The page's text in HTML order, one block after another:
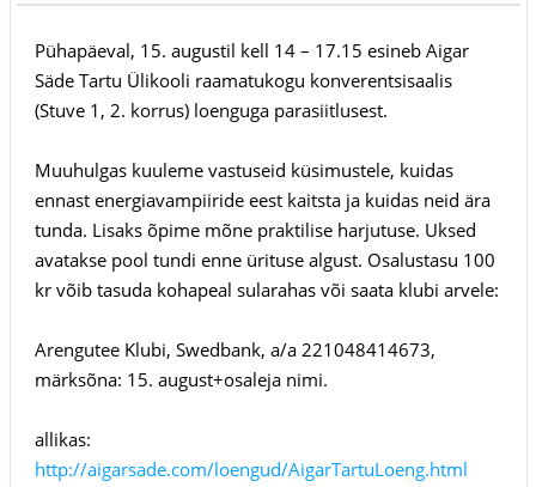
Pühapäeval, 15. augustil kell 14 – 17.15 esineb Aigar
Säde Tartu Ülikooli raamatukogu konverentsisaalis
(Stuve 1, 2. korrus) loenguga parasiitlusest.
Muuhulgas kuuleme vastuseid küsimustele, kuidas
ennast energiavampiiride eest kaitsta ja kuidas neid ära
tunda. Lisaks õpime mõne praktilise harjutuse. Uksed
avatakse pool tundi enne ürituse algust. Osalustasu 100
kr võib tasuda kohapeal sularahas või saata klubi arvele:
Arengutee Klubi, Swedbank, a/a 221048414673,
märksõna: 15. august+osaleja nimi.
allikas:
http://aigarsade.com/loengud/AigarTartuLoeng.html